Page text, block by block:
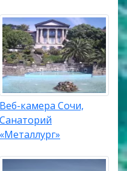
Веб-камера Сочи,
Санаторий
«Металлург»